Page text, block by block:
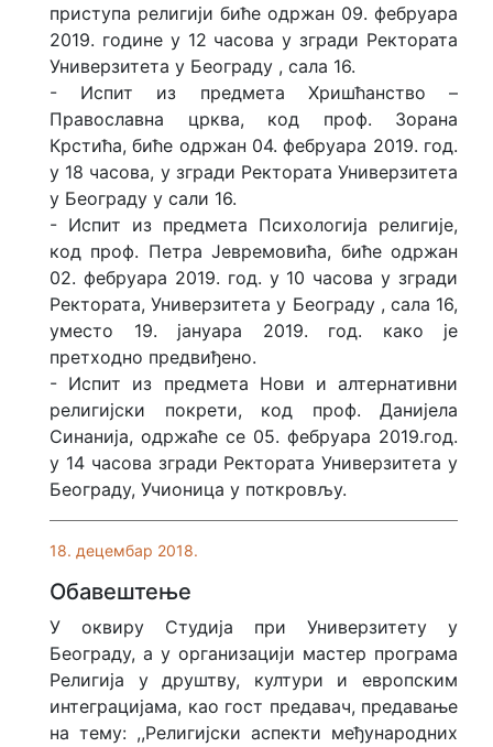
приступа религији биће одржан 09. фебруара
2019. године у 12 часова у згради Ректората
Универзитета у Београду , сала 16.
- Испит из предмета Хришћанство –
Православна црква, код проф. Зорана
Крстића, биће одржан 04. фебруара 2019. год.
у 18 часова, у згради Ректората Универзитета
у Београду у сали 16.
- Испит из предмета Психологија религије,
код проф. Петра Јевремовића, биће одржан
02. фебруара 2019. год. у 10 часова у згради
Ректората, Универзитета у Београду , сала 16,
уместо 19. јануара 2019. год. како је
претходно предвиђено.
- Испит из предмета Нови и алтернативни
религијски покрети, код проф. Данијела
Синанија, одржаће се 05. фебруара 2019.год.
у 14 часова згради Ректората Универзитета у
Београду, Учионица у поткровљу.
18. децембар 2018.
Обавештење
У оквиру Студија при Универзитету у
Београду, а у организацији мастер програма
Религија у друштву, култури и европским
интеграцијама, као гост предавач, предавање
на тему: ,,Религијски аспекти међународних